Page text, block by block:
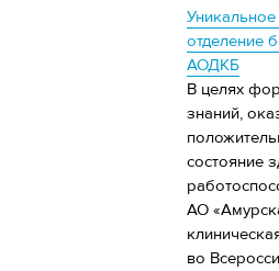
отделение
АОДКБ
В целях
знаний,
состояние
АО
во